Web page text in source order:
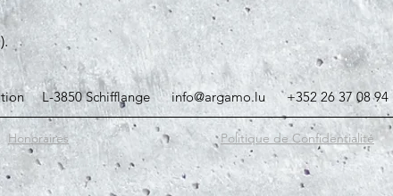
L-3850 Schifflangeinfo@argamo.lu +352 26 37 08 94
Honoraires Politique de Confidentialité